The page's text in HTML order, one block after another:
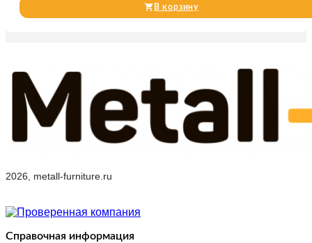
В корзину
2026, metall-furniture.ru
Справочная информация